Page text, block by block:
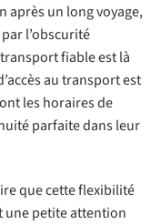
après un long voyage,
l’obscurité
fiable est là
au transport est
les horaires de
parfaite dans leur
que cette flexibilité
une petite attention